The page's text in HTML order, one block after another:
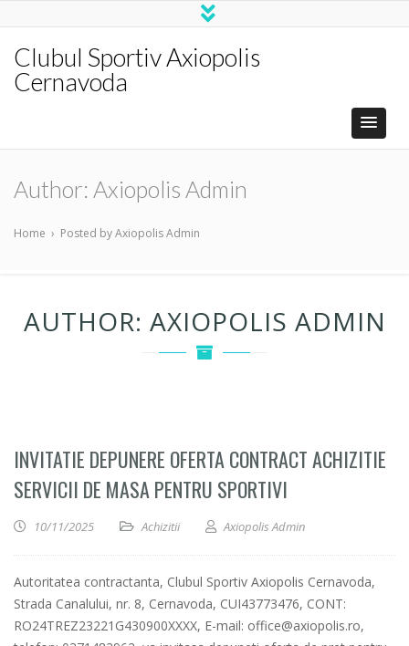
Clubul Sportiv Axiopolis
Cernavoda
Author: Axiopolis Admin
Home › Posted by Axiopolis Admin
AUTHOR: AXIOPOLIS ADMIN
INVITATIE DEPUNERE OFERTA CONTRACT ACHIZITIE
SERVICII DE MASA PENTRU SPORTIVI
10/11/2025 Achizitii Axiopolis Admin
Autoritatea contractanta, Clubul Sportiv Axiopolis Cernavoda,
Strada Canalului, nr. 8, Cernavoda, CUI43773476, CONT:
RO24TREZ23221G430900XXXX, E-mail: office@axiopolis.ro,